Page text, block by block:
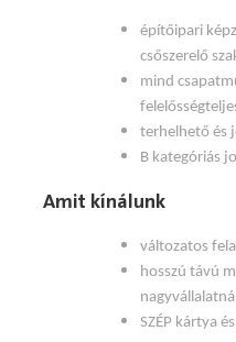
építőipari
csőszerelő
mind
terhelhető és
B kategóriás
Amit kínálunk
változatos
hosszú távú
SZÉP kártya